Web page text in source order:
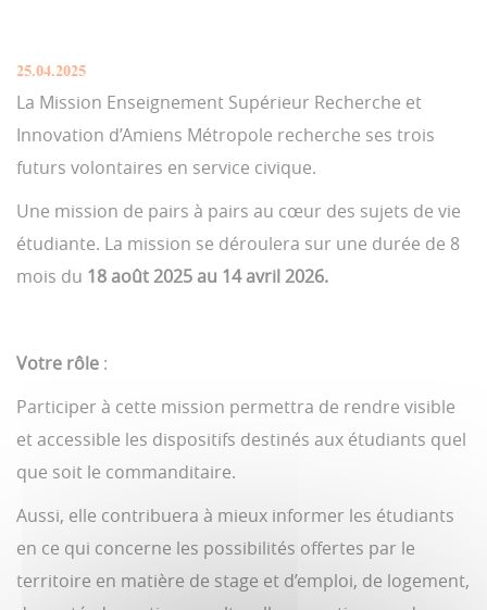
25.04.2025
La Mission Enseignement Supérieur Recherche et
Innovation d’Amiens Métropole recherche ses trois
futurs volontaires en service civique.
Une mission de pairs à pairs au cœur des sujets de vie
étudiante. La mission se déroulera sur une durée de 8
mois du 18 août 2025 au 14 avril 2026.
Votre rôle :
Participer à cette mission permettra de rendre visible
et accessible les dispositifs destinés aux étudiants quel
que soit le commanditaire.
Aussi, elle contribuera à mieux informer les étudiants
en ce qui concerne les possibilités offertes par le
territoire en matière de stage et d’emploi, de logement,